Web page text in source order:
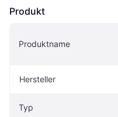
Produkt
Produktname
Hersteller
Typ